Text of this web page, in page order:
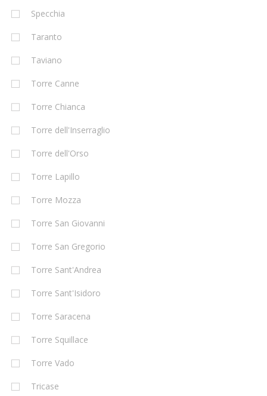
Specchia
Taranto
Taviano
Torre Canne
Torre Chianca
Torre dell'Inserraglio
Torre dell'Orso
Torre Lapillo
Torre Mozza
Torre San Giovanni
Torre San Gregorio
Torre Sant'Andrea
Torre Sant'Isidoro
Torre Saracena
Torre Squillace
Torre Vado
Tricase